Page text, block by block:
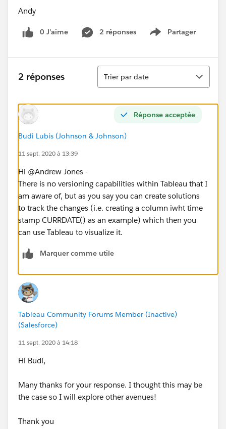
Andy
0 J’aime 2 réponses Partager
Show menu
2 réponses
Tri
Trier par date
Réponse acceptée
Budi Lubis (Johnson & Johnson)
11 sept. 2020 à 13:39
Hi @Andrew Jones​ -
There is no versioning capabilities within Tableau that I
am aware of, but as you say you can create solutions
to track the changes (i.e. creating a column iwht time
stamp CURRDATE() as an example) which then you
can use Tableau to visualize it.
Marquer comme utile
Tableau Community Forums Member (Inactive)
(Salesforce)
11 sept. 2020 à 14:18
​Hi Budi,
Many thanks for your response. I thought this may be
the case so I will explore other avenues!
Thank you